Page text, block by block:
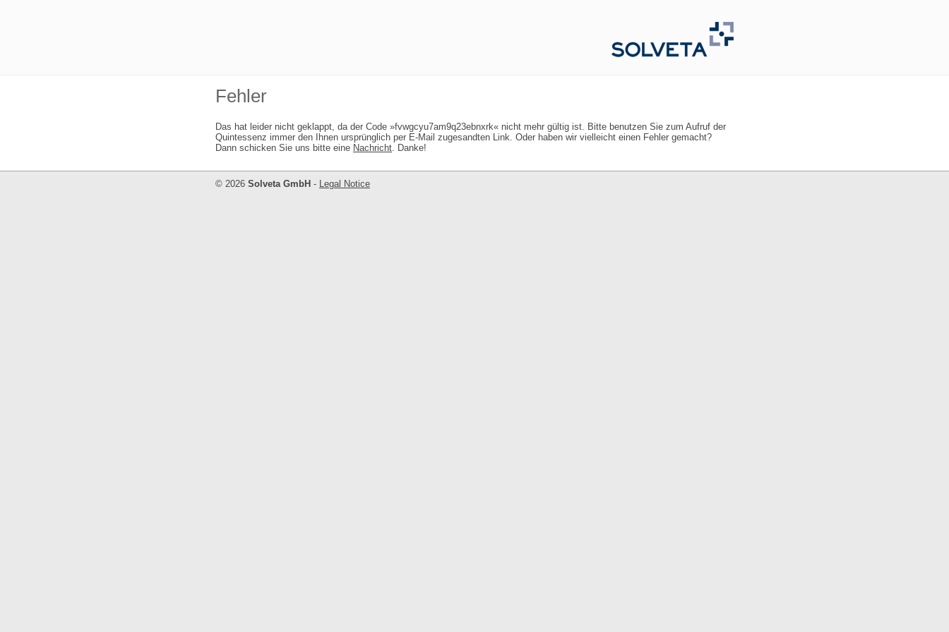
Fehler
Das hat leider nicht geklappt, da der Code »fvwgcyu7am9q23ebnxrk« nicht mehr gültig ist. Bitte benutzen Sie zum Aufruf der
Quintessenz immer den Ihnen ursprünglich per E-Mail zugesandten Link. Oder haben wir vielleicht einen Fehler gemacht?
Dann schicken Sie uns bitte eine Nachricht. Danke!
© 2026 Solveta GmbH - Legal Notice